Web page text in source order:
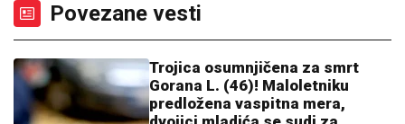
Povezane vesti
Trojica osumnjičena za smrt
Gorana L. (46)! Maloletniku
predložena vaspitna mera,